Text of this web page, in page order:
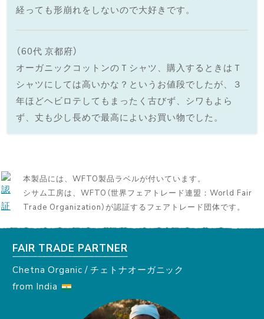
経っても形崩れをしないので大好きです。
（60代 京都府）
オーガニックコットンのＴシャツ、購入するときはＴ
シャツにしては高いかな？というお値段でしたが、３
年ほどヘビロテしてもまったく古びず、シワもよら
ず、丈も少し長めで最高によいお買い物でした。
本製品には、WFTO製品ラベルが付いています。
シサム工房は、WFTO（世界フェアトレード連盟：World Fair
Trade Organization）が認証するフェアトレード団体です。
FAIR TRADE PARTNER
Chetna Organic / チェトナオーガニック
from India